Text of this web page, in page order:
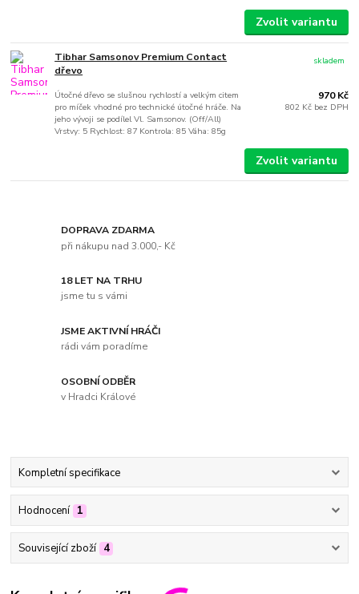
Zvolit variantu
Tibhar Samsonov Premium Contact
dřevo
Útočné dřevo se slušnou rychlostí a velkým citem
pro míček vhodné pro technické útočné hráče. Na
jeho vývoji se podílel Vl. Samsonov. (Off/All)
Vrstvy: 5 Rychlost: 87 Kontrola: 85 Váha: 85g
970 Kč
802 Kč bez DPH
skladem
Zvolit variantu
DOPRAVA ZDARMA
při nákupu nad 3.000,- Kč
18 LET NA TRHU
jsme tu s vámi
JSME AKTIVNÍ HRÁČI
rádi vám poradíme
OSOBNÍ ODBĚR
v Hradci Králové
Kompletní specifikace
Hodnocení 1
Související zboží 4